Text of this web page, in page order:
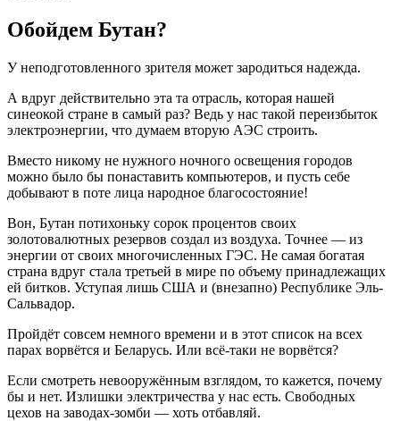
Обойдем Бутан?
У неподготовленного зрителя может зародиться надежда.
А вдруг действительно эта та отрасль, которая нашей
синеокой стране в самый раз? Ведь у нас такой переизбыток
электроэнергии, что думаем вторую АЭС строить.
Вместо никому не нужного ночного освещения городов
можно было бы понаставить компьютеров, и пусть себе
добывают в поте лица народное благосостояние!
Вон, Бутан потихоньку сорок процентов своих
золотовалютных резервов создал из воздуха. Точнее — из
энергии от своих многочисленных ГЭС. Не самая богатая
страна вдруг стала третьей в мире по объему принадлежащих
ей битков. Уступая лишь США и (внезапно) Республике Эль-
Сальвадор.
Пройдёт совсем немного времени и в этот список на всех
парах ворвётся и Беларусь. Или всё-таки не ворвётся?
Если смотреть невооружённым взглядом, то кажется, почему
бы и нет. Излишки электричества у нас есть. Свободных
цехов на заводах-зомби — хоть отбавляй.